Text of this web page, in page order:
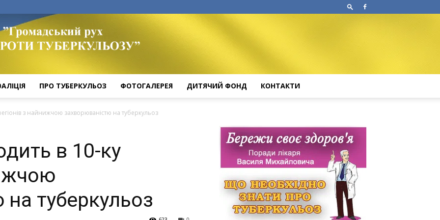
ПРО ТУБЕРКУЛЬОЗ ФОТОГАЛЕРЕЯ ДИТЯЧИЙ ФОНД КОНТАКТИ
з найнижчою захворюваністю на туберкульоз
в 10-ку
туберкульоз